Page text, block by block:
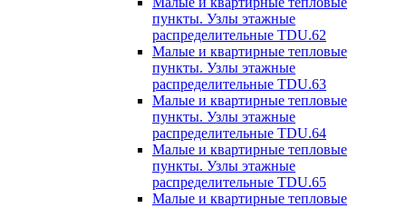
пункты. Узлы этажные
распределительные TDU.62
Малые и квартирные тепловые
пункты. Узлы этажные
распределительные TDU.63
Малые и квартирные тепловые
пункты. Узлы этажные
распределительные TDU.64
Малые и квартирные тепловые
пункты. Узлы этажные
распределительные TDU.65
Малые и квартирные тепловые